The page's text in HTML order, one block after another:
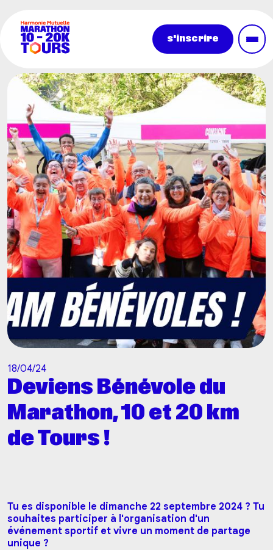
s'inscrire
18/04/24
Deviens Bénévole du
Marathon, 10 et 20 km
de Tours !
Tu es disponible le dimanche 22 septembre 2024 ? Tu
souhaites participer à l'organisation d'un
événement sportif et vivre un moment de partage
unique ?